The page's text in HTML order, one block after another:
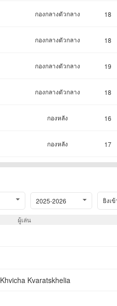
กองกลางตัวกลาง 18
กองกลางตัวกลาง 18
กองกลางตัวกลาง 19
กองกลางตัวกลาง 18
กองหลัง 16
กองหลัง 17
2025-2026 ยิงเ
ผู้เล่น
Khvicha Kvaratskhelia